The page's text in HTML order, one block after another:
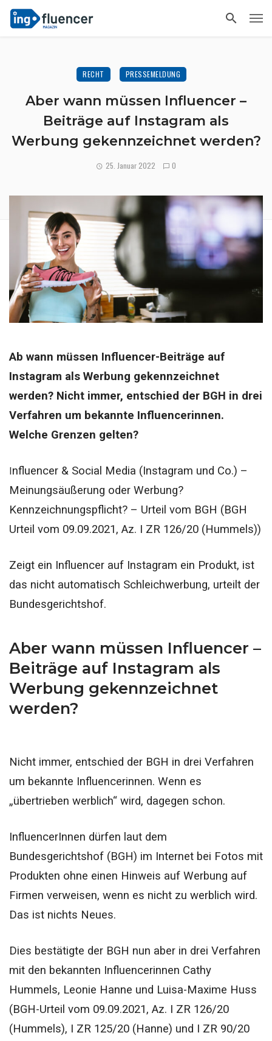
RECHT PRESSEMELDUNG
Aber wann müssen Influencer –
Beiträge auf Instagram als
Werbung gekennzeichnet werden?
25. Januar 2022 0
Ab wann müssen Influencer-Beiträge auf
Instagram als Werbung gekennzeichnet
werden? Nicht immer, entschied der BGH in drei
Verfahren um bekannte Influencerinnen.
Welche Grenzen gelten?
nfluencer & Social Media (Instagram und Co.) –
Meinungsäußerung oder Werbung?
Kennzeichnungspflicht? – Urteil vom BGH (BGH
Urteil vom 09.09.2021, Az. I ZR 126/20 (Hummels))
Zeigt ein Influencer auf Instagram ein Produkt, ist
das nicht automatisch Schleichwerbung, urteilt der
Bundesgerichtshof.
Aber wann müssen Influencer –
Beiträge auf Instagram als
Werbung gekennzeichnet
werden?
Nicht immer, entschied der BGH in drei Verfahren
um bekannte Influencerinnen. Wenn es
„übertrieben werblich“ wird, dagegen schon.
InfluencerInnen dürfen laut dem
Bundesgerichtshof (BGH) im Internet bei Fotos mit
Produkten ohne einen Hinweis auf Werbung auf
Firmen verweisen, wenn es nicht zu werblich wird.
Das ist nichts Neues.
Dies bestätigte der BGH nun aber in drei Verfahren
mit den bekannten Influencerinnen Cathy
Hummels, Leonie Hanne und Luisa-Maxime Huss
(BGH-Urteil vom 09.09.2021, Az. I ZR 126/20
(Hummels), I ZR 125/20 (Hanne) und I ZR 90/20